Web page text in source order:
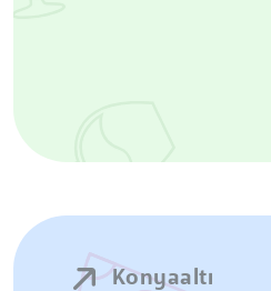
Konyaaltı